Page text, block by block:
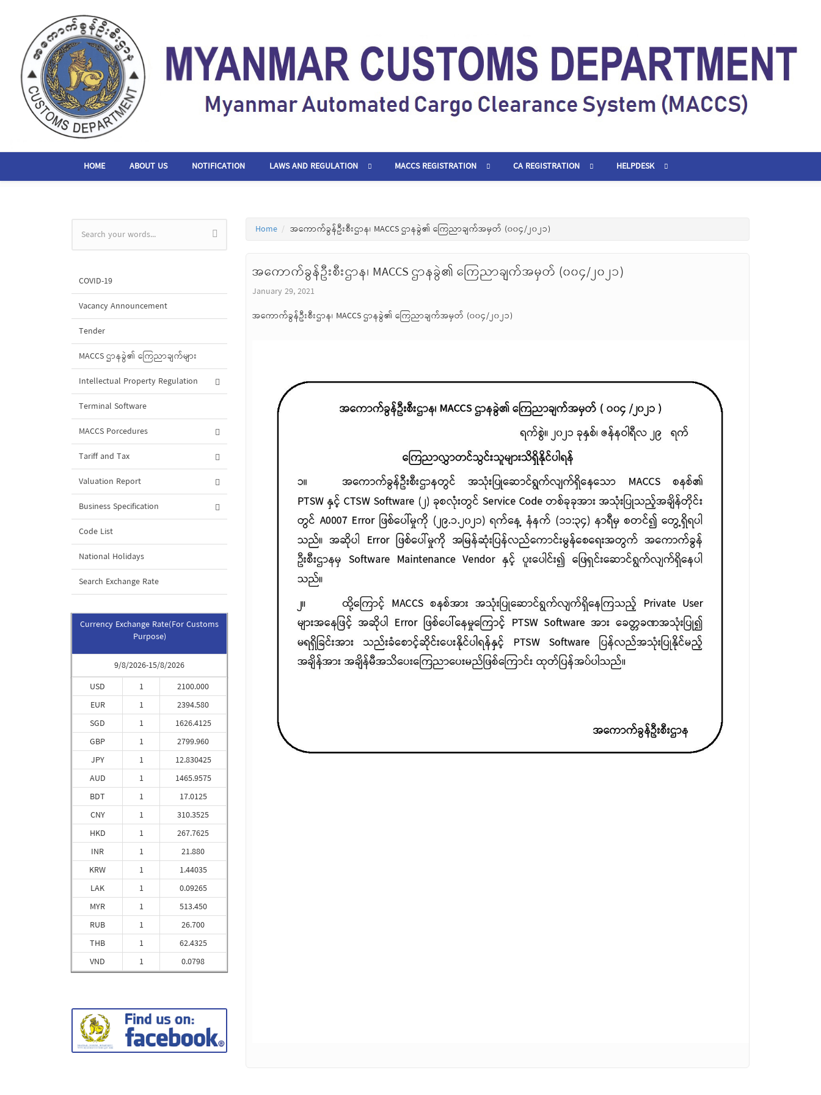
HOME ABOUT US NOTIFICATION LAWS AND REGULATION MACCS REGISTRATION CA REGISTRATION HELPDESK
Search form
COVID-19
Vacancy Announcement
Tender
MACCS ဌာနခွဲ၏ ကြေညာချက်များ
Intellectual Property Regulation
Terminal Software
MACCS Porcedures
Tariff and Tax
Valuation Report
Business Specification
Code List
National Holidays
Search Exchange Rate
Currency Exchange Rate(For Customs
Purpose)
9/8/2026-15/8/2026
USD
EUR
SGD
GBP
JPY
AUD
BDT
CNY
HKD
INR
KRW
LAK
MYR
RUB
THB
VND
1
1
1
1
1
1
1
1
1
1
1
1
1
1
1
1
2100.000
2394.580
1626.4125
2799.960
12.830425
1465.9575
17.0125
310.3525
267.7625
21.880
1.44035
0.09265
513.450
26.700
62.4325
0.0798
Home အကောက်ခွန်ဦးစီးဌာန၊ MACCS ဌာနခွဲ၏ ကြေညာချက်အမှတ် (၀၀၄/၂၀၂၁)
အကောက်ခွန်ဦးစီးဌာန၊ MACCS ဌာနခွဲ၏ ကြေညာချက်အမှတ် (၀၀၄/၂၀၂၁)
January 29, 2021
အကောက်ခွန်ဦးစီးဌာန၊ MACCS ဌာနခွဲ၏ ကြေညာချက်အမှတ် (၀၀၄/၂၀၂၁)